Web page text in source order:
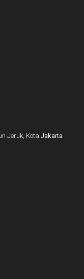
Jeruk, Kota Jakarta